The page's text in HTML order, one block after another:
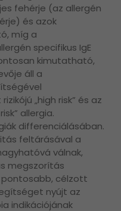
fehérje (az allergén
és azok
míg a
specifikus IgE
kimutatható,
áll a
„high risk” és az
allergia.
differenciálásában.
feltárásával a
válnak,
megszorítás
pontosabb, célzott
nyújt az
indikációjának